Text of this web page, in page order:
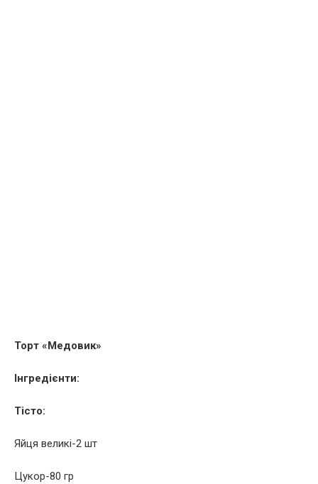
Торт «Медовик»
Інгредієнти:
Тісто:
Яйця великі-2 шт
Цукор-80 гр